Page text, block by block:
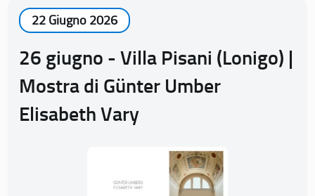
22 Giugno 2026
26 giugno - Villa Pisani (Lonigo) |
Mostra di Günter Umber
Elisabeth Vary